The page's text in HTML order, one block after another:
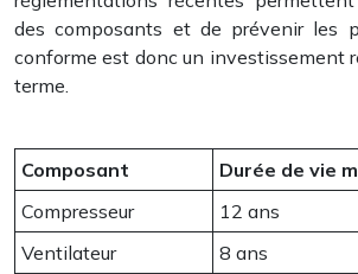
des composants et de prévenir les
conforme est donc un investissement
terme.
Composant
Durée de vie
Compresseur
12 ans
Ventilateur
8 ans